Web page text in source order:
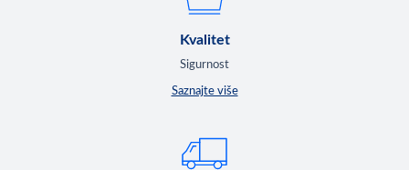
Kvalitet
Sigurnost
Saznajte više